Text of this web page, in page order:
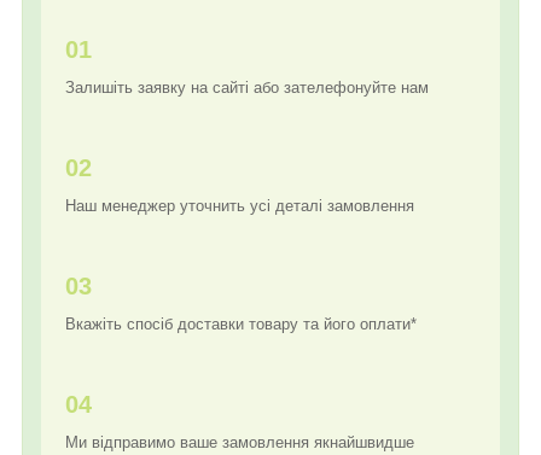
01
Залишіть заявку на сайті або зателефонуйте нам
02
Наш менеджер уточнить усі деталі замовлення
03
Вкажіть спосіб доставки товару та його оплати*
04
Ми відправимо ваше замовлення якнайшвидше